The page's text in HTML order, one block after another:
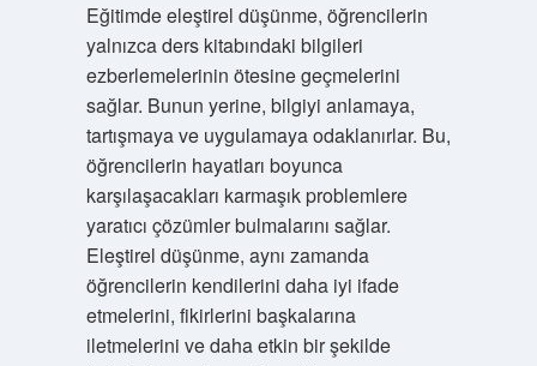
Eğitimde eleştirel düşünme, öğrencilerin
yalnızca ders kitabındaki bilgileri
ezberlemelerinin ötesine geçmelerini
sağlar. Bunun yerine, bilgiyi anlamaya,
tartışmaya ve uygulamaya odaklanırlar. Bu,
öğrencilerin hayatları boyunca
karşılaşacakları karmaşık problemlere
yaratıcı çözümler bulmalarını sağlar.
Eleştirel düşünme, aynı zamanda
öğrencilerin kendilerini daha iyi ifade
etmelerini, fikirlerini başkalarına
iletmelerini ve daha etkin bir şekilde